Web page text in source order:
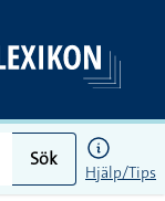
Sök
Hjälp/Tips